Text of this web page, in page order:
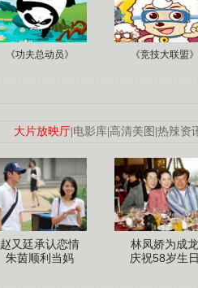
《功夫总动员》 《竞技大联盟》
大片放映厅 电影库 高清美图 热辣资
赵又廷承认恋情
朱茵顺利当妈
林凤娇为成龙
庆祝58岁生